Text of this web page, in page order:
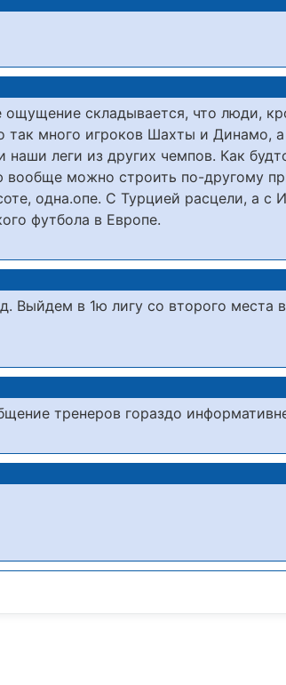
складывается, что люди,
так много игроков Шахты и Динамо,
леги из других чемпов. Как
можно строить по-другому
одна.опе. С Турцией расцели, а с
футбола в Европе.
Выйдем в 1ю лигу со второго места
тренеров гораздо